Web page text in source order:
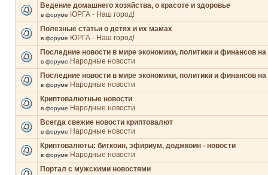
Ведение домашнего хозяйства, о красоте и здоровье
в форуме ЮРГА - Наш город!
Полезные статьи о детях и их мамах
в форуме ЮРГА - Наш город!
Последние новости в мире экономики, политики и финансов на
в форуме Народные новости
Последние новости в мире экономики, политики и финансов на
в форуме Народные новости
Криптовалютные новости
в форуме Народные новости
Всегда свежие новости криптовалют
в форуме Народные новости
Криптовалюты: биткоин, эфириум, доджкоин - новости
в форуме Народные новости
Портал с мужскими новостями